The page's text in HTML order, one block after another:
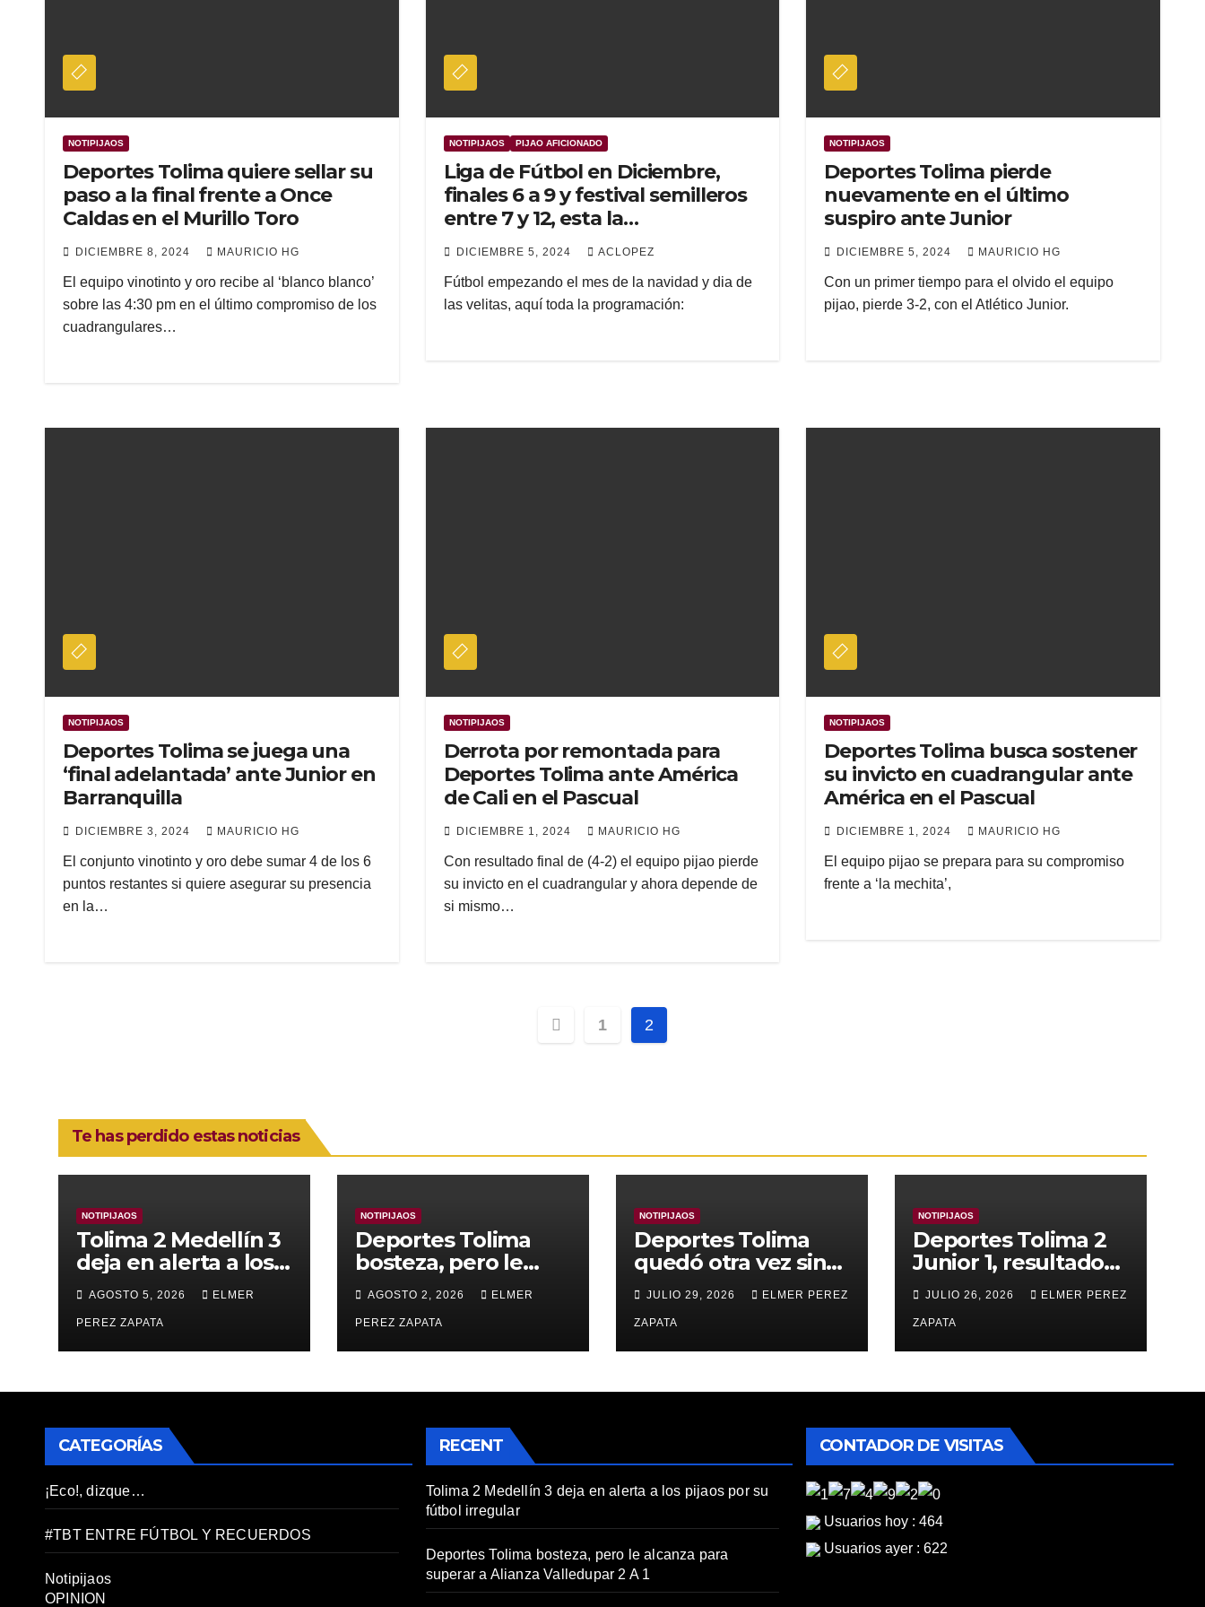
NOTIPIJAOS
Deportes Tolima quiere sellar su
paso a la final frente a Once
Caldas en el Murillo Toro
DICIEMBRE 8, 2024 MAURICIO HG
El equipo vinotinto y oro recibe al ‘blanco blanco’
sobre las 4:30 pm en el último compromiso de los
cuadrangulares…
NOTIPIJAOS PIJAO AFICIONADO
Liga de Fútbol en Diciembre,
finales 6 a 9 y festival semilleros
entre 7 y 12, esta la
programación
DICIEMBRE 5, 2024 ACLOPEZ
Fútbol empezando el mes de la navidad y dia de
las velitas, aquí toda la programación:
NOTIPIJAOS
Deportes Tolima pierde
nuevamente en el último
suspiro ante Junior
DICIEMBRE 5, 2024 MAURICIO HG
Con un primer tiempo para el olvido el equipo
pijao, pierde 3-2, con el Atlético Junior.
NOTIPIJAOS
Deportes Tolima se juega una
‘final adelantada’ ante Junior en
Barranquilla
DICIEMBRE 3, 2024 MAURICIO HG
El conjunto vinotinto y oro debe sumar 4 de los 6
puntos restantes si quiere asegurar su presencia
en la…
NOTIPIJAOS
Derrota por remontada para
Deportes Tolima ante América
de Cali en el Pascual
DICIEMBRE 1, 2024 MAURICIO HG
Con resultado final de (4-2) el equipo pijao pierde
su invicto en el cuadrangular y ahora depende de
si mismo…
NOTIPIJAOS
Deportes Tolima busca sostener
su invicto en cuadrangular ante
América en el Pascual
DICIEMBRE 1, 2024 MAURICIO HG
El equipo pijao se prepara para su compromiso
frente a ‘la mechita’,
Paginación
1 2
Te has perdido estas noticias
NOTIPIJAOS
Tolima 2 Medellín 3
deja en alerta a los
pijaos por su fútbol
irregular
AGOSTO 5, 2026 ELMER
PEREZ ZAPATA
NOTIPIJAOS
Deportes Tolima
bosteza, pero le
alcanza para
superar a Alianza
Valledupar 2 A 1
AGOSTO 2, 2026 ELMER
PEREZ ZAPATA
NOTIPIJAOS
Deportes Tolima
quedó otra vez sin
Copa
JULIO 29, 2026 ELMER PEREZ
ZAPATA
NOTIPIJAOS
Deportes Tolima 2
Junior 1, resultado
que deja buen
mensaje y buenas
sensaciones
JULIO 26, 2026 ELMER PEREZ
ZAPATA
CATEGORÍAS
¡Eco!, dizque…
#TBT ENTRE FÚTBOL Y RECUERDOS
Notipijaos
OPINION
RECENT
Tolima 2 Medellín 3 deja en alerta a los pijaos por su
fútbol irregular
Deportes Tolima bosteza, pero le alcanza para
superar a Alianza Valledupar 2 A 1
CONTADOR DE VISITAS
Usuarios hoy : 464
Usuarios ayer : 622